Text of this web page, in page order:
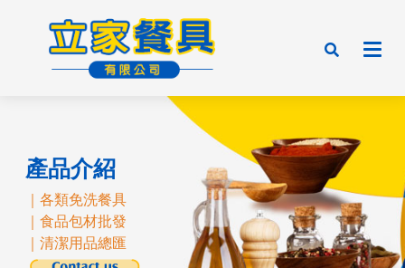
產品介紹
｜各類免洗餐具
｜食品包材批發
｜清潔用品總匯